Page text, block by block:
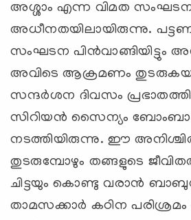
അശ്ശാം എന്ന വിമത
അധീനതയിലായിരുന്നു.
സംഘടന
അവിടെ ആക്രമണം
സന്ദര്‍ശന ദിവസം
സിറിയന്‍ സൈന്യം
നടത്തിയിരുന്നു. ഈ
തുടരുമ്പോഴും തങ്ങളുടെ
ചിട്ടയും കൊണ്ടു വരാന്‍
താമസക്കാര്‍ കഠിന